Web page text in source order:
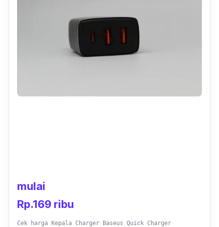
mulai
Rp.169 ribu
Cek harga Kepala Charger Baseus Quick Charger